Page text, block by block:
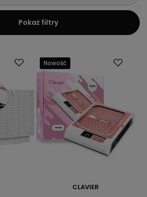
Pokaż filtry
Nowość
CLAVIER